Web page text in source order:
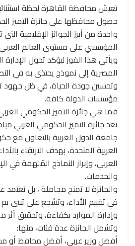
تعيش محافظة القاهرة لحظة
حصول محافظها على جائزة التميز
واحدة من أبرز الجوائز الإقليمية
المؤسسي على مستوى العالم
ويأتي هذا الفوز ليؤكد تحول
المصرية إلى نموذج يحتذى به في
وتحسين جودة الحياة، في ظل جهود
مؤسسات الدولة كافة.
فما هي جائزة التميز الحكومي
تعد جائزة التميز الحكومي العربي
جامعة الدول العربية بالتعاون مع
العربية المتحدة، بهدف الارتقاء
العربي، وإبراز النماذج المُلهمة في
والخدمات.
والجائزة لا تمنح مجاملة ، بل
في تقييم الأداء، وتشجع على تبني
وإدارة الموارد بكفاءة، وتحقيق
وتشمل الجائزة عدة فئات، منها:
أفضل وزير عربي، أفضل محافظ